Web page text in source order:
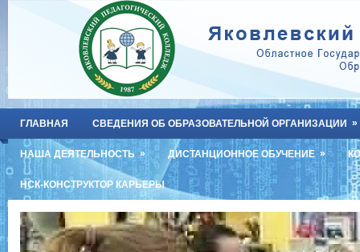
ГЛАВНАЯ СВЕДЕНИЯ ОБ ОБРАЗОВАТЕЛЬНОЙ ОРГАНИЗАЦИИ »
НАША ДЕЯТЕЛЬНОСТЬ » ДИСТАНЦИОННОЕ ОБУЧЕНИЕ »
НСК-КОНСТРУКТОР КАРЬЕРЫ